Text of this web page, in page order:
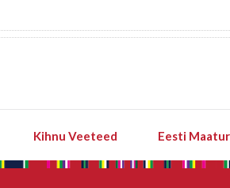
Kihnu Veeteed Eesti